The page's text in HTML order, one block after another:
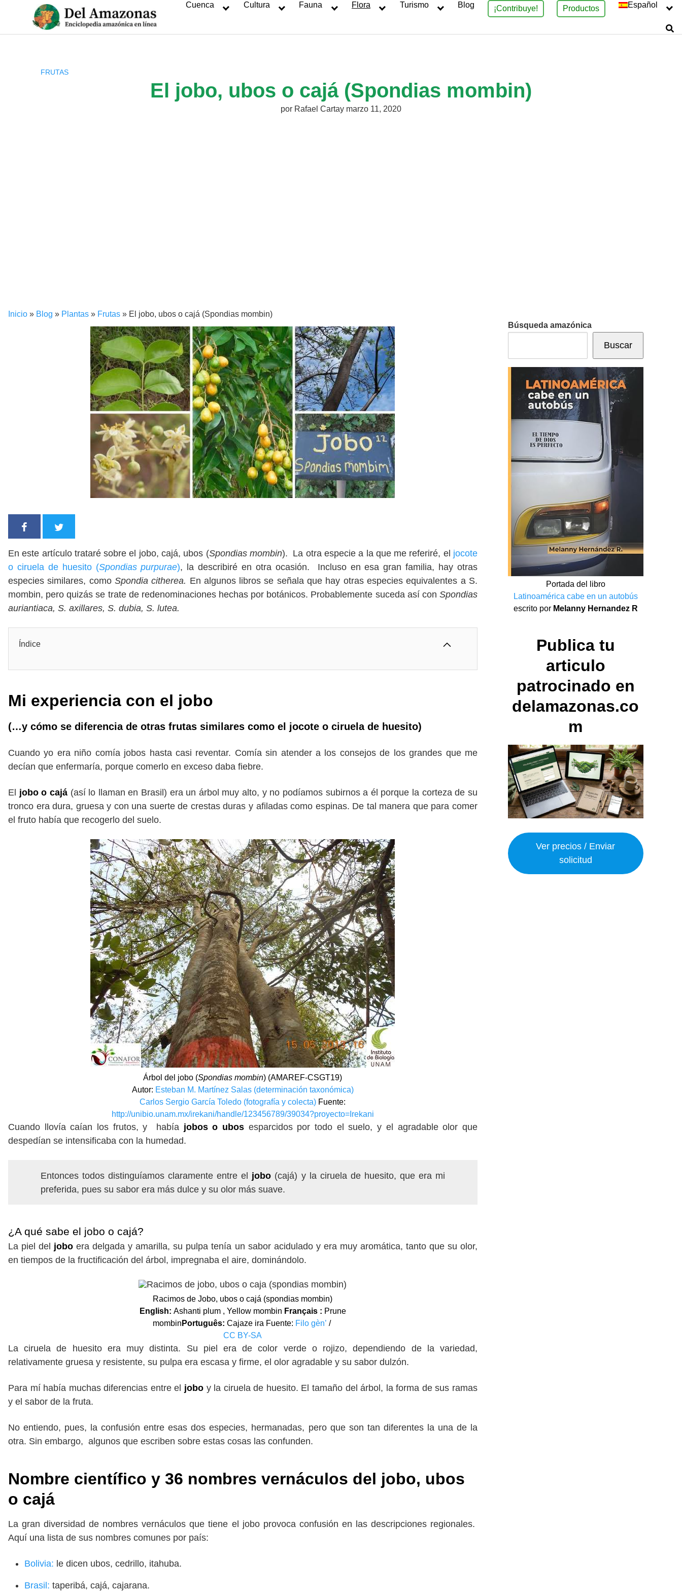
Cuenca Cultura Fauna Flora Turismo Blog ¡Contribuye! Productos Español
FRUTAS
El jobo, ubos o cajá (Spondias mombin)
por Rafael Cartay marzo 11, 2020
Inicio » Blog » Plantas » Frutas » El jobo, ubos o cajá (Spondias mombin)
En este artículo trataré sobre el jobo, cajá, ubos (Spondias mombin). La otra especie a la que me referiré, el jocote
o ciruela de huesito (Spondias purpurae), la describiré en otra ocasión. Incluso en esa gran familia, hay otras
especies similares, como Spondia citherea. En algunos libros se señala que hay otras especies equivalentes a S.
mombin, pero quizás se trate de redenominaciones hechas por botánicos. Probablemente suceda así con Spondias
auriantiaca, S. axillares, S. dubia, S. lutea.
Índice
Mi experiencia con el jobo
(…y cómo se diferencia de otras frutas similares como el jocote o ciruela de huesito)
Cuando yo era niño comía jobos hasta casi reventar. Comía sin atender a los consejos de los grandes que me
decían que enfermaría, porque comerlo en exceso daba fiebre.
El jobo o cajá (así lo llaman en Brasil) era un árbol muy alto, y no podíamos subirnos a él porque la corteza de su
tronco era dura, gruesa y con una suerte de crestas duras y afiladas como espinas. De tal manera que para comer
el fruto había que recogerlo del suelo.
Árbol del jobo (Spondias mombin) (AMAREF-CSGT19)
Autor: Esteban M. Martínez Salas (determinación taxonómica)
Carlos Sergio García Toledo (fotografía y colecta) Fuente:
http://unibio.unam.mx/irekani/handle/123456789/39034?proyecto=Irekani
Cuando llovía caían los frutos, y había jobos o ubos esparcidos por todo el suelo, y el agradable olor que
despedían se intensificaba con la humedad.
Entonces todos distinguíamos claramente entre el jobo (cajá) y la ciruela de huesito, que era mi
preferida, pues su sabor era más dulce y su olor más suave.
¿A qué sabe el jobo o cajá?
La piel del jobo era delgada y amarilla, su pulpa tenía un sabor acidulado y era muy aromática, tanto que su olor,
en tiempos de la fructificación del árbol, impregnaba el aire, dominándolo.
Racimos de Jobo, ubos o cajá (spondias mombin)
English: Ashanti plum , Yellow mombin Français : Prune
mombin Português: Cajaze ira Fuente: Filo gèn’ /
CC BY-SA
La ciruela de huesito era muy distinta. Su piel era de color verde o rojizo, dependiendo de la variedad,
relativamente gruesa y resistente, su pulpa era escasa y firme, el olor agradable y su sabor dulzón.
Para mí había muchas diferencias entre el joboy la ciruela de huesito. El tamaño del árbol, la forma de sus ramas
y el sabor de la fruta.
No entiendo, pues, la confusión entre esas dos especies, hermanadas, pero que son tan diferentes la una de la
otra. Sin embargo, algunos que escriben sobre estas cosas las confunden.
Nombre científico y 36 nombres vernáculos del jobo, ubos
o cajá
La gran diversidad de nombres vernáculos que tiene el jobo provoca confusión en las descripciones regionales.
Aquí una lista de sus nombres comunes por país:
Bolivia: le dicen ubos, cedrillo, itahuba.
Brasil: taperibá, cajá, cajarana.
Búsqueda amazónica
Buscar
Portada del libro
Latinoamérica cabe en un autobús
escrito por Melanny Hernandez R
Publica tu
articulo
patrocinado en
delamazonas.co
m
Ver precios / Enviar
solicitud